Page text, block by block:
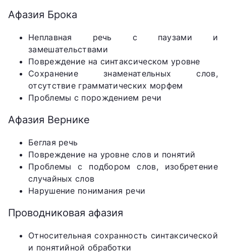
Афазия Брока
Неплавная речь с паузами и
замешательствами
Повреждение на синтаксическом уровне
Сохранение знаменательных слов,
отсутствие грамматических морфем
Проблемы с порождением речи
Афазия Вернике
Беглая речь
Повреждение на уровне слов и понятий
Проблемы с подбором слов, изобретение
случайных слов
Нарушение понимания речи
Проводниковая афазия
Относительная сохранность синтаксической
и понятийной обработки